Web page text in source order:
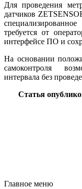
Для проведения
датчиков
требуется от
интерфейсе ПО и
На основании
самоконтроля
интервала без
Статья
Главное меню